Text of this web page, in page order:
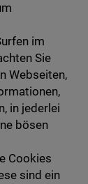
im
Sie
Webseiten,
in jederlei
bösen
Cookies
sind ein